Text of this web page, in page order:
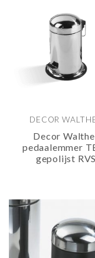
DECOR
Decor
pedaalemmer
gepolijst RVS